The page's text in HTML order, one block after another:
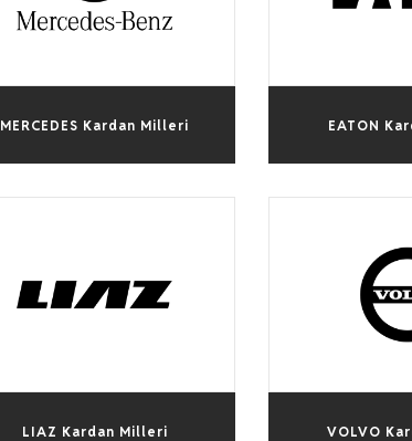
MERCEDES Kardan Milleri EATON
LIAZ Kardan Milleri VOLVO